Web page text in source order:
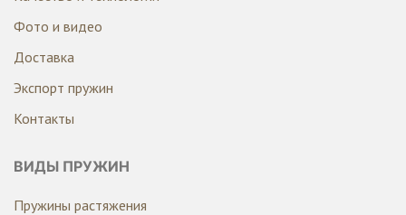
Фото и видео
Доставка
Экспорт пружин
Контакты
ВИДЫ ПРУЖИН
Пружины растяжения